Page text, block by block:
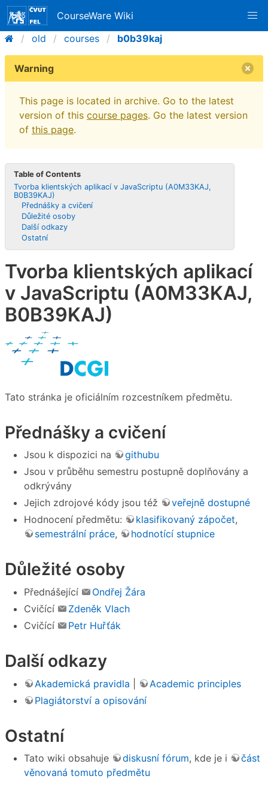
CourseWare Wiki
old
courses b0b39kaj
Warning
This page is located in archive. Go to the latest
version of this course pages. Go the latest version
of this page.
Table of Contents
Tvorba klientských aplikací v JavaScriptu (A0M33KAJ,
B0B39KAJ)
Přednášky a cvičení
Důležité osoby
Další odkazy
Ostatní
Tvorba klientských aplikací
v JavaScriptu (A0M33KAJ,
B0B39KAJ)
Tato stránka je oficiálním rozcestníkem předmětu.
Přednášky a cvičení
Jsou k dispozici na
githubu
Jsou v průběhu semestru postupně doplňovány a
odkrývány
Jejich zdrojové kódy jsou též
veřejně dostupné
Hodnocení předmětu:
klasifikovaný zápočet,
semestrální práce, hodnotící stupnice
Důležité osoby
Přednášející
Ondřej Žára
Cvičící
Zdeněk Vlach
Cvičící
Petr Huřťák
Další odkazy
Akademická pravidla
Academic principles
Plagiátorství a opisování
Ostatní
Tato wiki obsahuje diskusní fórum, kde je i
část
věnovaná tomuto předmětu